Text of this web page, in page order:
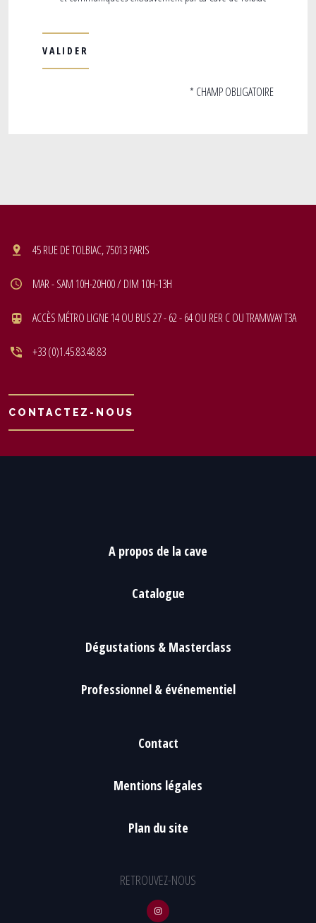
* CHAMP OBLIGATOIRE
45 RUE DE TOLBIAC, 75013 PARIS
MAR - SAM 10H-20H00 / DIM 10H-13H
ACCÈS MÉTRO LIGNE 14 OU BUS 27 - 62 - 64 OU RER C OU TRAMWAY T3A
+33 (0)1.45.83.48.83
CONTACTEZ-NOUS
A propos de la cave
Catalogue
Dégustations & Masterclass
Professionnel & événementiel
Contact
Mentions légales
Plan du site
RETROUVEZ-NOUS